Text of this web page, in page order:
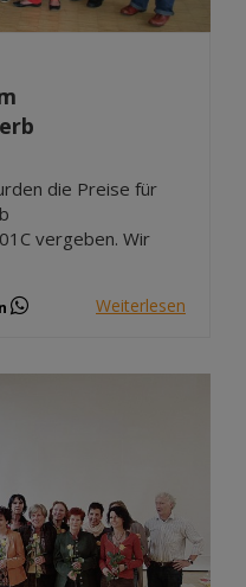
die Preise für
vergeben. Wir
Weiterlesen